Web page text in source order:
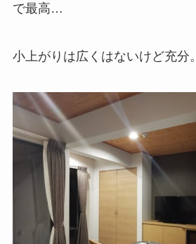
で最高…
小上がりは広くはないけど充分。